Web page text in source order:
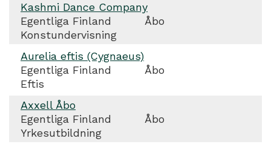
Kashmi Dance Company
Egentliga Finland
Åbo
Konstundervisning
Aurelia eftis (Cygnaeus)
Egentliga Finland
Åbo
Eftis
Axxell Åbo
Egentliga Finland
Åbo
Yrkesutbildning